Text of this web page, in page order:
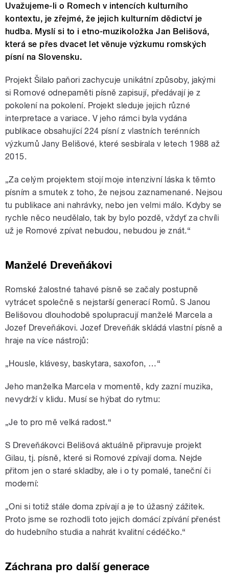
Uvažujeme-li o Romech v intencích kulturního
kontextu, je zřejmé, že jejich kulturním dědictví je
hudba. Myslí si to i etno-muzikoložka Jan Belišová,
která se přes dvacet let věnuje výzkumu romských
písní na Slovensku.
Projekt Šilalo paňori zachycuje unikátní způsoby, jakými
si Romové odnepaměti písně zapisují, předávají je z
pokolení na pokolení. Projekt sleduje jejich různé
interpretace a variace. V jeho rámci byla vydána
publikace obsahující 224 písní z vlastních terénních
výzkumů Jany Belišové, které sesbírala v letech 1988 až
2015.
„Za celým projektem stojí moje intenzivní láska k těmto
písním a smutek z toho, že nejsou zaznamenané. Nejsou
tu publikace ani nahrávky, nebo jen velmi málo. Kdyby se
rychle něco neudělalo, tak by bylo pozdě, vždyť za chvíli
už je Romové zpívat nebudou, nebudou je znát.“
Manželé Dreveňákovi
Romské žalostné tahavé písně se začaly postupně
vytrácet společně s nejstarší generací Romů. S Janou
Belišovou dlouhodobě spolupracují manželé Marcela a
Jozef Dreveňákovi. Jozef Dreveňák skládá vlastní písně a
hraje na více nástrojů:
„Housle, klávesy, baskytara, saxofon, …“
Jeho manželka Marcela v momentě, kdy zazní muzika,
nevydrží v klidu. Musí se hýbat do rytmu:
„Je to pro mě velká radost.“
S Dreveňákovci Belišová aktuálně připravuje projekt
Gilau, tj. písně, které si Romové zpívají doma. Nejde
přitom jen o staré skladby, ale i o ty pomalé, taneční či
moderní:
„Oni si totiž stále doma zpívají a je to úžasný zážitek.
Proto jsme se rozhodli toto jejich domácí zpívání přenést
do hudebního studia a nahrát kvalitní cédéčko.“
Záchrana pro další generace